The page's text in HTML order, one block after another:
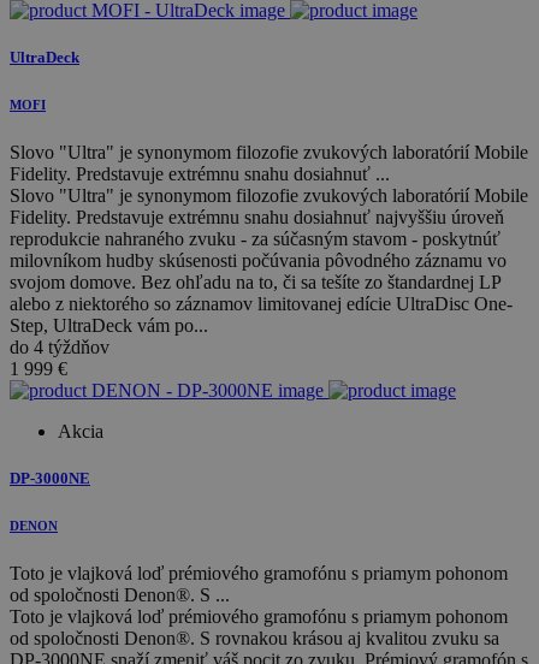
UltraDeck
MOFI
Slovo "Ultra" je synonymom filozofie zvukových laboratórií Mobile
Fidelity. Predstavuje extrémnu snahu dosiahnuť ...
Slovo "Ultra" je synonymom filozofie zvukových laboratórií Mobile
Fidelity. Predstavuje extrémnu snahu dosiahnuť najvyššiu úroveň
reprodukcie nahraného zvuku - za súčasným stavom - poskytnúť
milovníkom hudby skúsenosti počúvania pôvodného záznamu vo
svojom domove. Bez ohľadu na to, či sa tešíte zo štandardnej LP
alebo z niektorého so záznamov limitovanej edície UltraDisc One-
Step, UltraDeck vám po...
do 4 týždňov
1 999 €
Akcia
DP-3000NE
DENON
Toto je vlajková loď prémiového gramofónu s priamym pohonom
od spoločnosti Denon®. S ...
Toto je vlajková loď prémiového gramofónu s priamym pohonom
od spoločnosti Denon®. S rovnakou krásou aj kvalitou zvuku sa
DP-3000NE snaží zmeniť váš pocit zo zvuku. Prémiový gramofón s